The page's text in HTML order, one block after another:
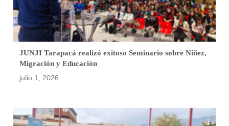
JUNJI Tarapacá realizó exitoso Seminario sobre Niñez,
Migración y Educación
julio 1, 2026